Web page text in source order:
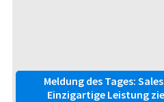
Meldung des Tages:
Einzigartige Leistung